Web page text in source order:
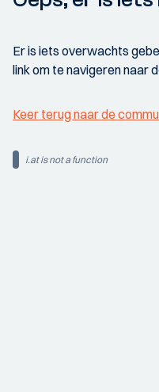
Er is iets overwachts
link om te navigeren naar
Keer terug naar de
i.at is not a function